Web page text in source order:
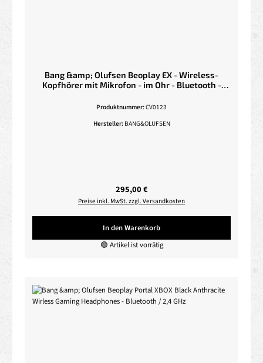
Bang &amp; Olufsen Beoplay EX - Wireless-
Kopfhörer mit Mikrofon - im Ohr - Bluetooth -
Produktnummer:CV0123
Hersteller: BANG&OLUFSEN
Regulärer Preis:
295,00 €
Preise inkl. MwSt. zzgl. Versandkosten
In den Warenkorb
🟢 Artikel ist vorrätig